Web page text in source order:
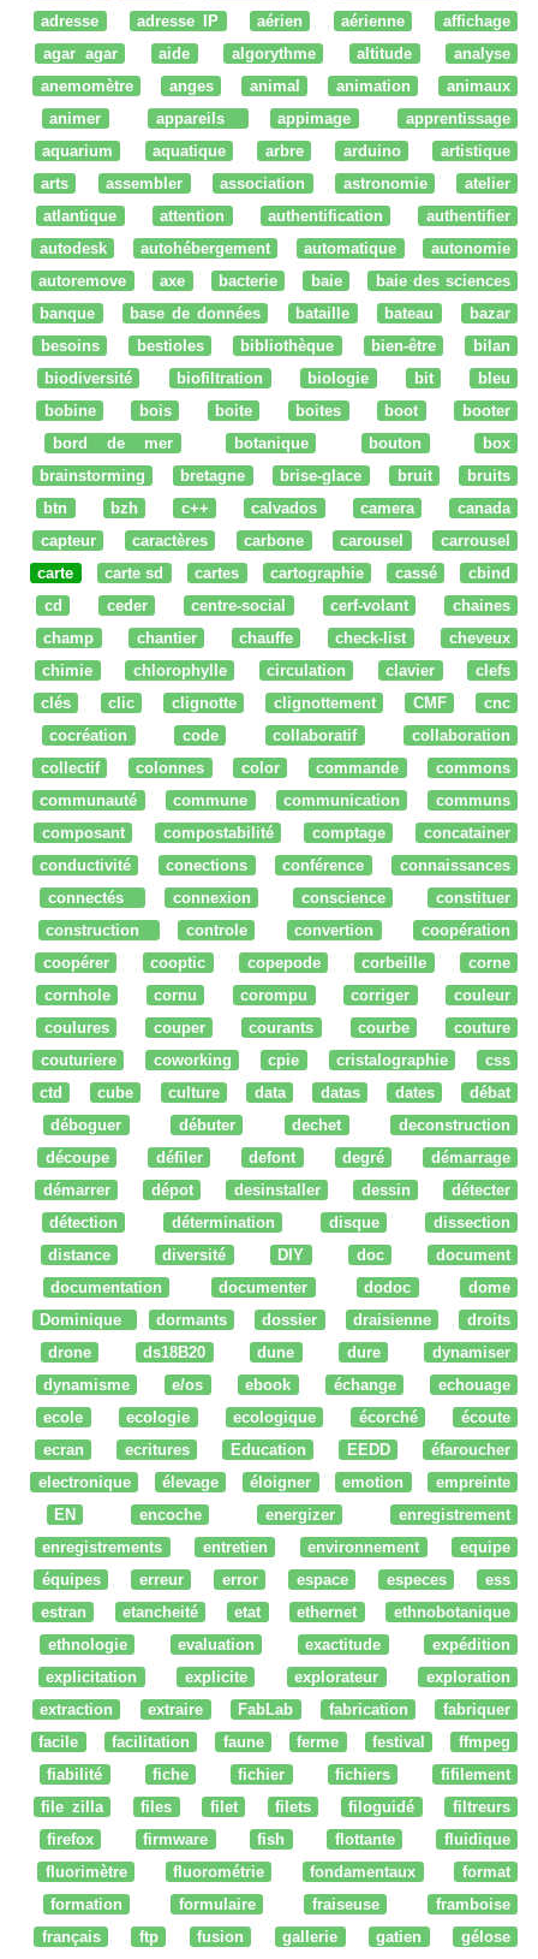
adresse
adresse IP aérien aérienne
affichage
agar agar
aide algorythme altitude
analyse
anemomètre
anges animal animation
animaux
animer
appareils appimage
apprentissage
aquarium
aquatique arbre arduino
artistique
arts
assembler association astronomie
atelier
atlantique
attention authentification
authentifier
autodesk
autohébergement automatique
autonomie
autoremove
axe bacterie baie
baie des sciences
banque
base de données bataille bateau
bazar
besoins
bestioles bibliothèque bien-être
bilan
biodiversité
biofiltration biologie bit
bleu
bobine
bois boite boites boot
booter
bord de mer
botanique bouton
box
brainstorming
bretagne brise-glace bruit
bruits
btn
bzh c++ calvados camera
canada
capteur
caractères carbone carousel
carrousel
carte
carte sd cartes cartographie cassé
cbind
cd
ceder centre-social cerf-volant
chaines
champ
chantier chauffe check-list
cheveux
chimie
chlorophylle circulation clavier
clefs
clés
clic clignotte clignottement CMF
cnc
cocréation
code collaboratif
collaboration
collectif
colonnes color commande
commons
communauté
commune communication
communs
composant
compostabilité comptage
concatainer
conductivité
conections conférence
connaissances
connectés
connexion conscience
constituer
construction
controle convertion
coopération
coopérer
cooptic copepode corbeille
corne
cornhole
cornu corompu corriger
couleur
coulures
couper courants courbe
couture
couturiere
coworking cpie cristalographie
css
ctd
cube culture data datas dates
débat
déboguer
débuter dechet
deconstruction
découpe
défiler defont degré
démarrage
démarrer
dépot desinstaller dessin
détecter
détection
détermination disque
dissection
distance
diversité DIY doc
document
documentation
documenter dodoc
dome
Dominique
dormants dossier draisienne
droits
drone
ds18B20 dune dure
dynamiser
dynamisme
e/os ebook échange
echouage
ecole
ecologie ecologique écorché
écoute
ecran
ecritures Education EEDD
éfaroucher
electronique
élevage éloigner emotion
empreinte
EN
encoche energizer
enregistrement
enregistrements
entretien environnement
equipe
équipes
erreur error espace especes
ess
estran
etancheité etat ethernet
ethnobotanique
ethnologie
evaluation exactitude
expédition
explicitation
explicite explorateur
exploration
extraction
extraire FabLab fabrication
fabriquer
facile
facilitation faune ferme festival
ffmpeg
fiabilité
fiche fichier fichiers
fifilement
file zilla
files filet filets filoguidé
filtreurs
firefox
firmware fish flottante
fluidique
fluorimètre
fluorométrie fondamentaux
format
formation
formulaire fraiseuse
framboise
français
ftp fusion gallerie gatien gélose